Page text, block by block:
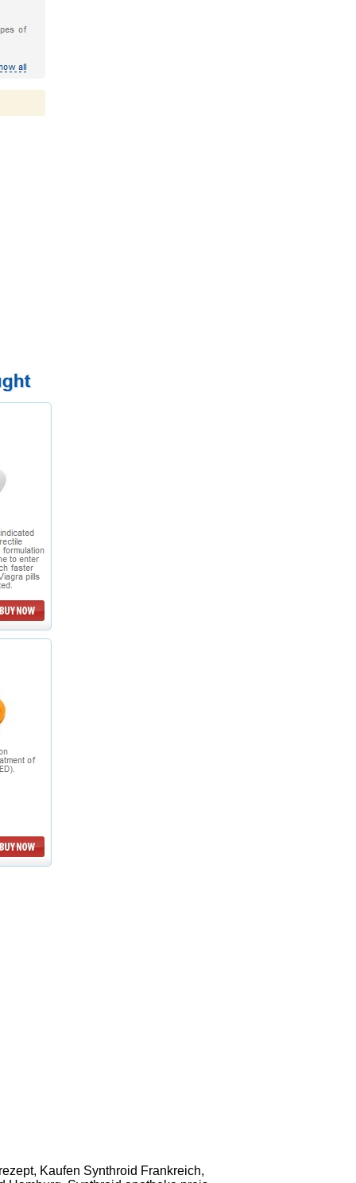
Kaufen Synthroid Frankreich,